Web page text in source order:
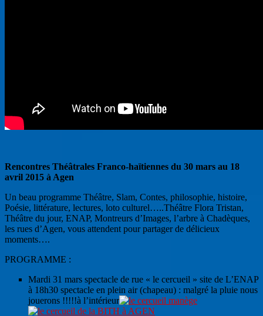
Rencontres Théâtrales Franco-haïtiennes du 30 mars au 18
avril 2015 à Agen
Un beau programme Théâtre, Slam, Contes, philosophie, histoire,
Poésie, littérature, lectures, loto culturel…..Théâtre Flora Tristan,
Théâtre du jour, ENAP, Montreurs d’Images, l’arbre à Chadèques,
les rues d’Agen, vous attendent pour partager de délicieux
moments….
PROGRAMME :
Mardi 31 mars spectacle de rue « le cercueil » site de L’ENAP
à 18h30 spectacle en plein air (chapeau) : malgré la pluie nous
jouerons !!!!!à l’intérieur